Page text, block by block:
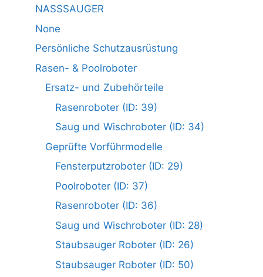
NASSSAUGER
None
Persönliche Schutzausrüstung
Rasen- & Poolroboter
Ersatz- und Zubehörteile
Rasenroboter (ID: 39)
Saug und Wischroboter (ID: 34)
Geprüfte Vorführmodelle
Fensterputzroboter (ID: 29)
Poolroboter (ID: 37)
Rasenroboter (ID: 36)
Saug und Wischroboter (ID: 28)
Staubsauger Roboter (ID: 26)
Staubsauger Roboter (ID: 50)